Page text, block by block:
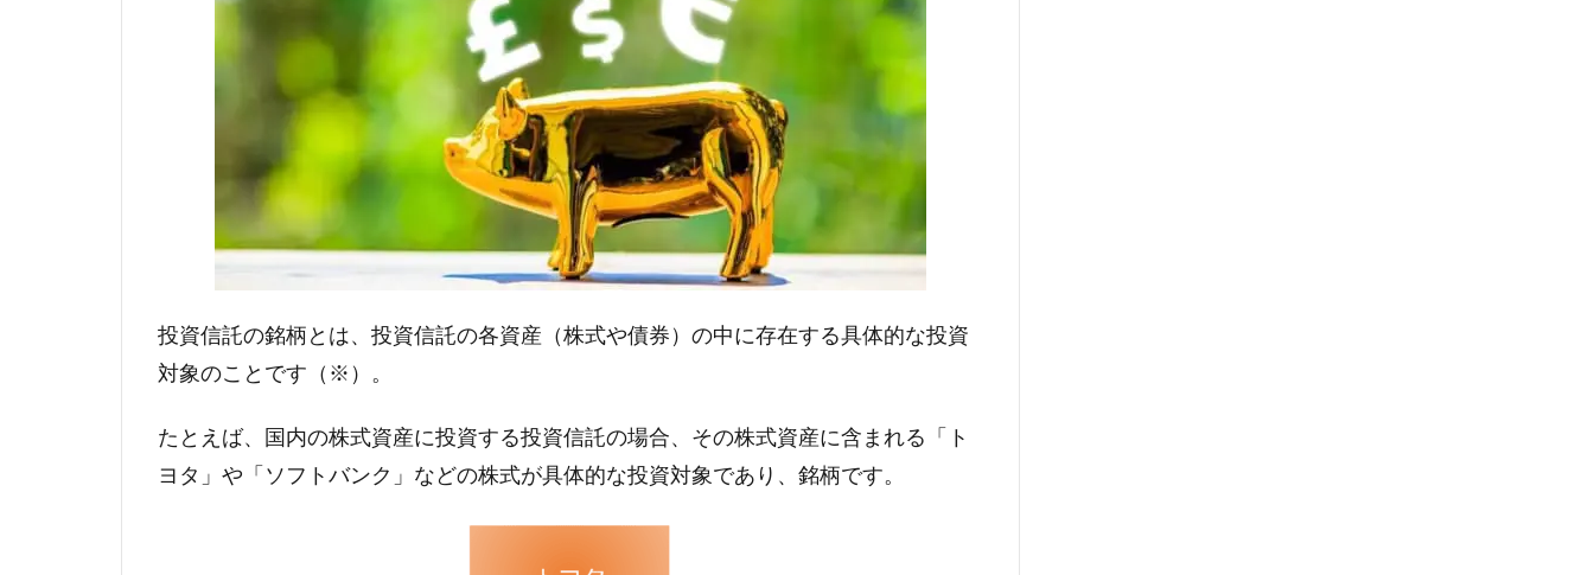
投資信託の銘柄とは、投資信託の各資産（株式や債券）の中に存在する具体的な投資
対象のことです（※）。
たとえば、国内の株式資産に投資する投資信託の場合、その株式資産に含まれる「ト
ヨタ」や「ソフトバンク」などの株式が具体的な投資対象であり、銘柄です。